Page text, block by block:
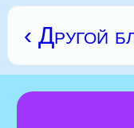
‹ Другой